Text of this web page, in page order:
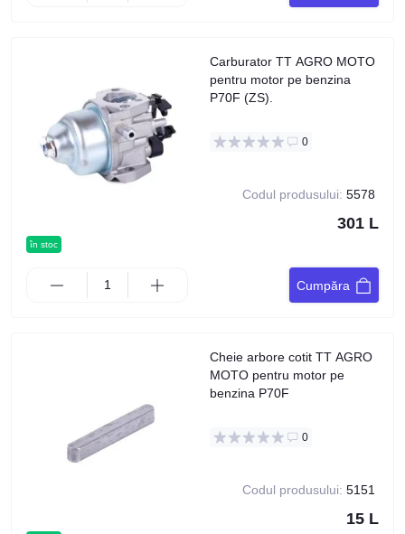
în stoc
Carburator TT AGRO MOTO
pentru motor pe benzina
P70F (ZS).
0
Codul produsului: 5578
301 L
Cumpăra
Cheie arbore cotit TT AGRO
MOTO pentru motor pe
benzina P70F
0
Codul produsului: 5151
15 L